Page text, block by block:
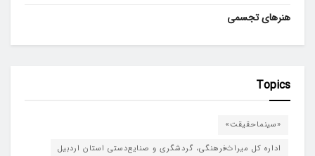
هنرهای تجسمی
Topics
«سینماحقیقت»
اداره کل میراث‌فرهنگی، گردشگری و صنایع‌دستی استان اردبیل